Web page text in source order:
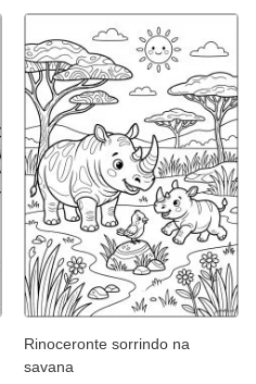
Rinoceronte sorrindo na
savana